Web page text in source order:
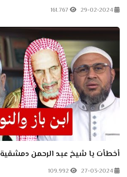
29-02-2024
161.767
أخطأت يا شيخ عبد الرحمن دمشقية
27-03-2024
109.992